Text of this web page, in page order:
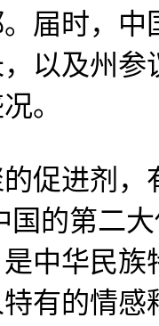
届时，
以及州
。
促进剂
的第二大
中华民
有的情